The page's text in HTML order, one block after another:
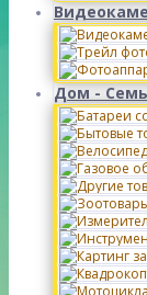
Дом -